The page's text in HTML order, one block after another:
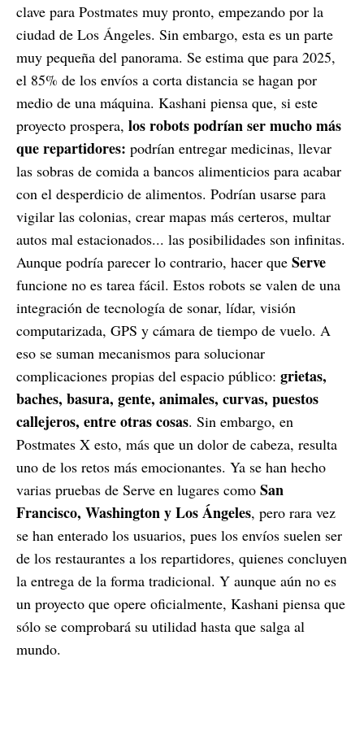
clave para Postmates muy pronto, empezando por la
ciudad de Los Ángeles. Sin embargo, esta es un parte
muy pequeña del panorama. Se estima que para 2025,
el 85% de los envíos a corta distancia se hagan por
medio de una máquina. Kashani piensa que, si este
proyecto prospera, los robots podrían ser mucho más
que repartidores: podrían entregar medicinas, llevar
las sobras de comida a bancos alimenticios para acabar
con el desperdicio de alimentos. Podrían usarse para
vigilar las colonias, crear mapas más certeros, multar
autos mal estacionados... las posibilidades son infinitas.
Aunque podría parecer lo contrario, hacer que Serve
funcione no es tarea fácil. Estos robots se valen de una
integración de tecnología de sonar, lídar, visión
computarizada, GPS y cámara de tiempo de vuelo. A
eso se suman mecanismos para solucionar
complicaciones propias del espacio público: grietas,
baches, basura, gente, animales, curvas, puestos
callejeros, entre otras cosas. Sin embargo, en
Postmates X esto, más que un dolor de cabeza, resulta
uno de los retos más emocionantes. Ya se han hecho
varias pruebas de Serve en lugares como San
Francisco, Washington y Los Ángeles, pero rara vez
se han enterado los usuarios, pues los envíos suelen ser
de los restaurantes a los repartidores, quienes concluyen
la entrega de la forma tradicional. Y aunque aún no es
un proyecto que opere oficialmente, Kashani piensa que
sólo se comprobará su utilidad hasta que salga al
mundo.